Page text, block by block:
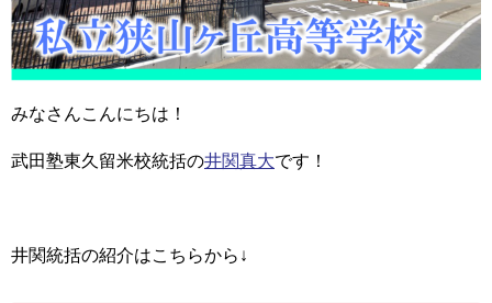
みなさんこんにちは！
武田塾東久留米校統括の井関真大です！
井関統括の紹介はこちらから↓